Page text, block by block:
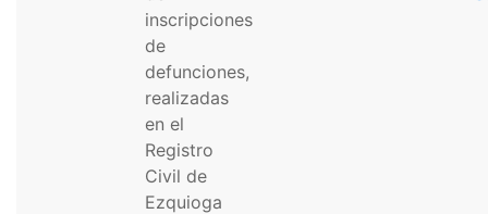
inscripciones
de
defunciones,
realizadas
en el
Registro
Civil de
Ezquioga